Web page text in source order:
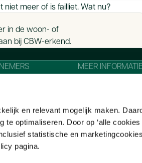
en relevant mogelijk maken.
optimaliseren. Door op ‘alle cookies
statistische en
pagina.
gemaakt met de oude eigenaar. De
kan zijn ‘met lusten en lasten’ of
tweede geval niet, maar het kan
woonbranche met een bedrijf? Dan
actief?
er nog zijn voor een gerechtelijke
kun je je ook rechtstreeks tot de
meer of is failliet. Wat nu?
Alleen als er een
om gebruik te maken van de
.
in de woon- of
bij CBW-erkend.
MEER INFORMATIE
Veelgestelde